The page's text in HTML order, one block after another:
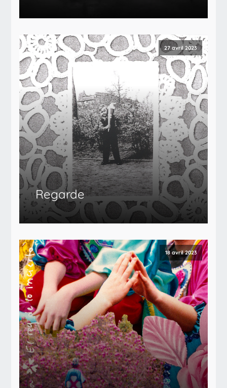
27 avril 2023
Regarde
18 avril 2023